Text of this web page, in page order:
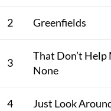
2 Greenfields
3
That Don’t Help
None
4 Just Look